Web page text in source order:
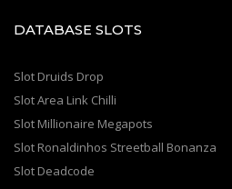
DATABASE SLOTS
Slot Druids Drop
Slot Area Link Chilli
Slot Millionaire Megapots
Slot Ronaldinhos Streetball Bonanza
Slot Deadcode